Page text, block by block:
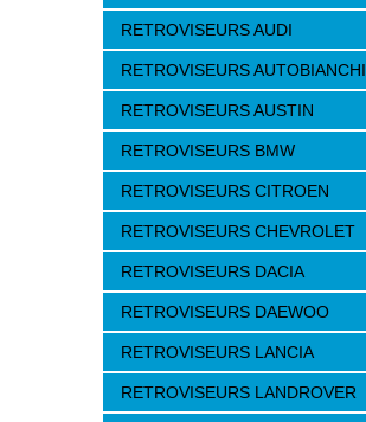
RETROVISEURS AUDI
RETROVISEURS AUTOBIANCHI
RETROVISEURS AUSTIN
RETROVISEURS BMW
RETROVISEURS CITROEN
RETROVISEURS CHEVROLET
RETROVISEURS DACIA
RETROVISEURS DAEWOO
RETROVISEURS LANCIA
RETROVISEURS LANDROVER